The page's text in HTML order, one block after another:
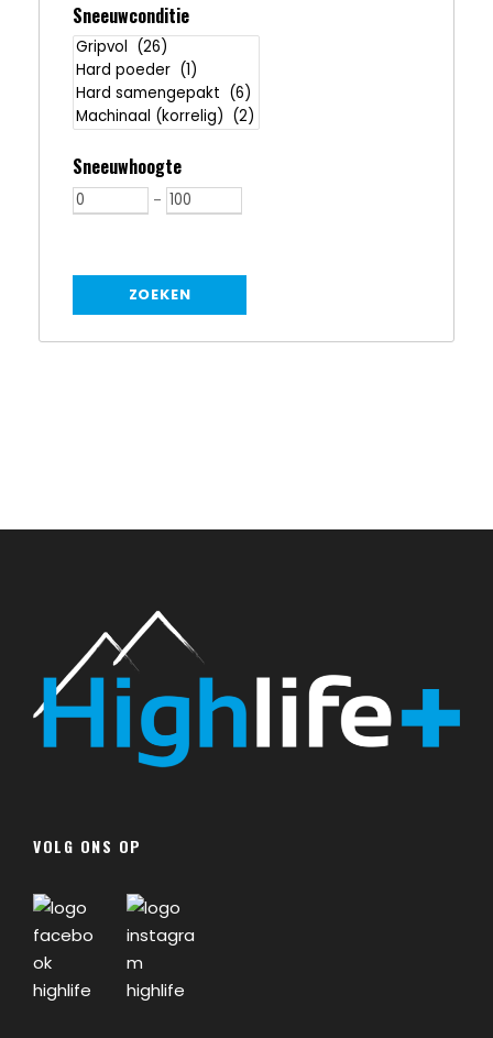
Sneeuwconditie
Sneeuwhoogte
-
VOLG ONS OP